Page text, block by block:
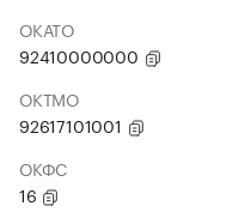
ОКАТО
92410000000
ОКТМО
92617101001
ОКФС
16